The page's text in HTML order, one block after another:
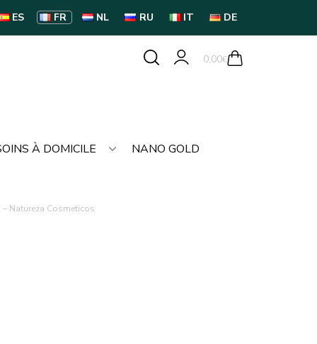
ES FR NL RU IT DE
0,00€
À DOMICILE
NANO GOLD
Natureza Cosmeticos